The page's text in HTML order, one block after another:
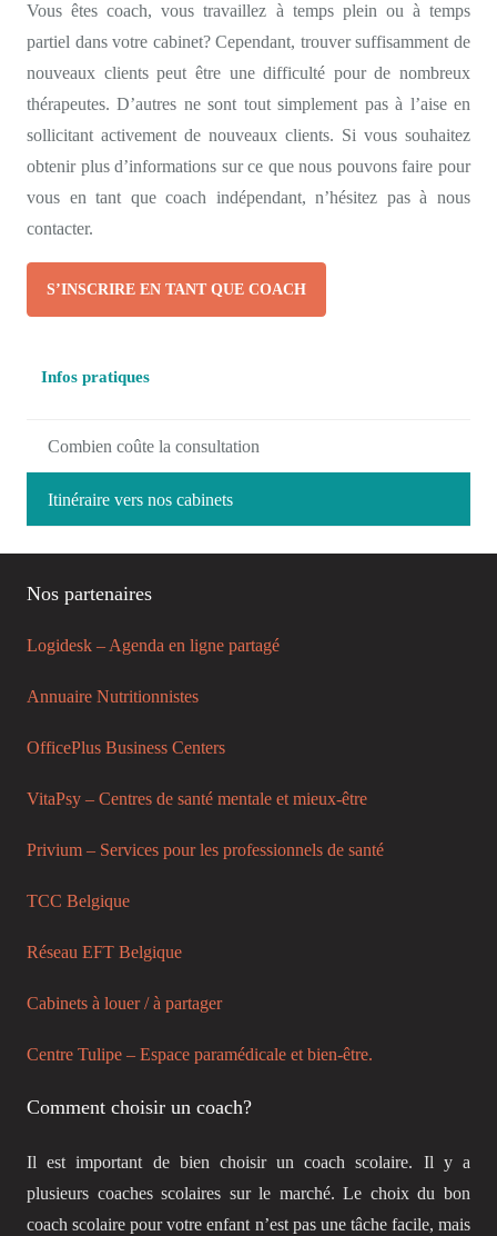
Vous êtes coach, vous travaillez à temps plein ou à temps
partiel dans votre cabinet? Cependant, trouver suffisamment de
nouveaux clients peut être une difficulté pour de nombreux
thérapeutes. D’autres ne sont tout simplement pas à l’aise en
sollicitant activement de nouveaux clients. Si vous souhaitez
obtenir plus d’informations sur ce que nous pouvons faire pour
vous en tant que coach indépendant, n’hésitez pas à nous
contacter.
S’INSCRIRE EN TANT QUE COACH
Infos pratiques
Combien coûte la consultation
Itinéraire vers nos cabinets
Nos partenaires
Logidesk – Agenda en ligne partagé
Annuaire Nutritionnistes
OfficePlus Business Centers
VitaPsy – Centres de santé mentale et mieux-être
Privium – Services pour les professionnels de santé
TCC Belgique
Réseau EFT Belgique
Cabinets à louer / à partager
Centre Tulipe – Espace paramédicale et bien-être.
Comment choisir un coach?
Il est important de bien choisir un coach scolaire. Il y a
plusieurs coaches scolaires sur le marché. Le choix du bon
coach scolaire pour votre enfant n’est pas une tâche facile, mais